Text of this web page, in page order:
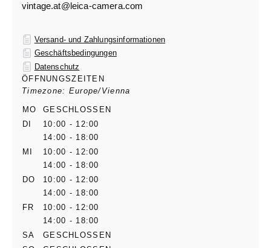
vintage.at@leica-camera.com
Versand- und Zahlungsinformationen
Geschäftsbedingungen
Datenschutz
ÖFFNUNGSZEITEN
Timezone: Europe/Vienna
MO
GESCHLOSSEN
DI
10:00 - 12:00
14:00 - 18:00
MI
10:00 - 12:00
14:00 - 18:00
DO
10:00 - 12:00
14:00 - 18:00
FR
10:00 - 12:00
14:00 - 18:00
SA
GESCHLOSSEN